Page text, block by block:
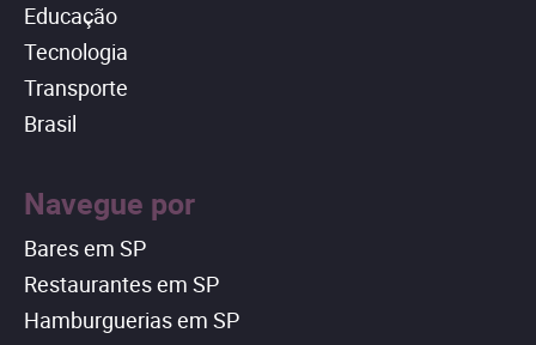
Educação
Tecnologia
Transporte
Brasil
Navegue por
Bares em SP
Restaurantes em SP
Hamburguerias em SP